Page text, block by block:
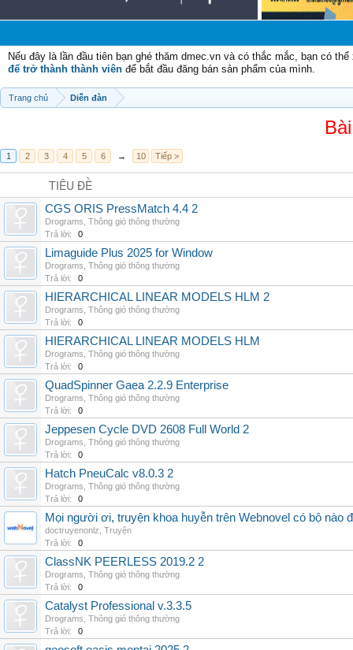
Nếu đây là lần đầu tiên bạn ghé thăm dmec.vn và có thắc mắc, bạn có
để trở thành thành viên để bắt đầu đăng bán sản phẩm của mình.
Trang chủ Diễn đàn
1 2 3 4 5 6 → 10 Tiếp >
TIÊU ĐỀ
CGS ORIS PressMatch 4.4 2
Drograms Thông gió thông thường
Trả lời:
0
Limaguide Plus 2025 for Window
Drograms Thông gió thông thường
Trả lời:
0
HIERARCHICAL LINEAR MODELS HLM 2
Drograms Thông gió thông thường
Trả lời:
0
HIERARCHICAL LINEAR MODELS HLM
Drograms Thông gió thông thường
Trả lời:
0
QuadSpinner Gaea 2.2.9 Enterprise
Drograms Thông gió thông thường
Trả lời:
0
Jeppesen Cycle DVD 2608 Full World 2
Drograms Thông gió thông thường
Trả lời:
0
Hatch PneuCalc v8.0.3 2
Drograms Thông gió thông thường
Trả lời:
0
Mọi người ơi, truyện khoa huyễn trên Webnovel có bộ nào
doctruyenonlz Truyện
Trả lời:
0
ClassNK PEERLESS 2019.2 2
Drograms Thông gió thông thường
Trả lời:
0
Catalyst Professional v.3.3.5
Drograms Thông gió thông thường
Trả lời:
0